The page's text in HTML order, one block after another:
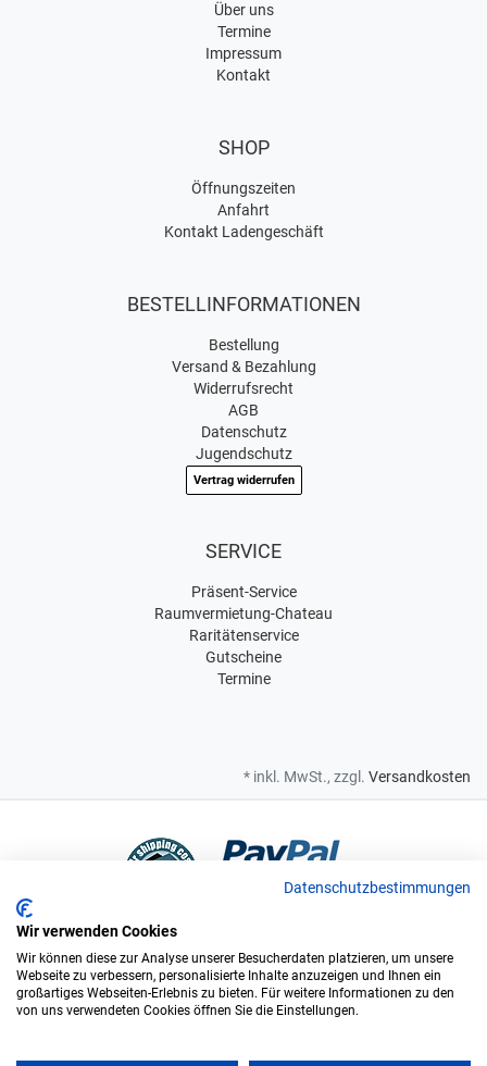
Über uns
Termine
Impressum
Kontakt
SHOP
Öffnungszeiten
Anfahrt
Kontakt Ladengeschäft
BESTELLINFORMATIONEN
Bestellung
Versand & Bezahlung
Widerrufsrecht
AGB
Datenschutz
Jugendschutz
Vertrag widerrufen
SERVICE
Präsent-Service
Raumvermietung-Chateau
Raritätenservice
Gutscheine
Termine
* inkl. MwSt., zzgl. Versandkosten
Bei uns sind Sie in sicheren Händen
Datenschutzbestimmungen
Wir verwenden Cookies
Wir können diese zur Analyse unserer Besucherdaten platzieren, um unsere
Webseite zu verbessern, personalisierte Inhalte anzuzeigen und Ihnen ein
großartiges Webseiten-Erlebnis zu bieten. Für weitere Informationen zu den
von uns verwendeten Cookies öffnen Sie die Einstellungen.